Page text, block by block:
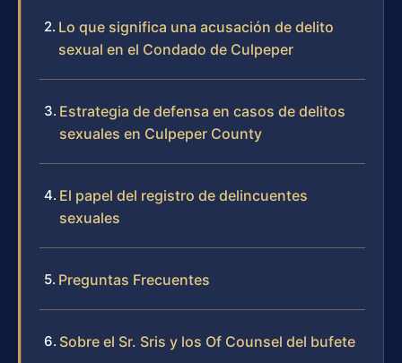
Lo que significa una acusación de delito
sexual en el Condado de Culpeper
Estrategia de defensa en casos de delitos
sexuales en Culpeper County
El papel del registro de delincuentes
sexuales
Preguntas Frecuentes
Sobre el Sr. Sris y los Of Counsel del bufete